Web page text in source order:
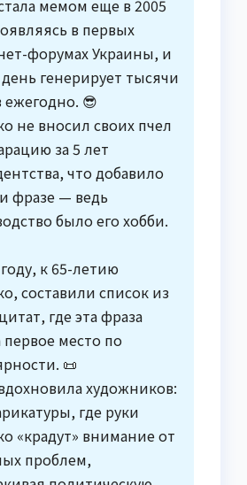
мемом еще в 2005
в первых
форумах Украины, и
генерирует тысячи
ежегодно. 😎
не вносил своих пчел
за 5 лет
что добавило
фразе — ведь
было его хобби.
к 65-летию
составили список из
где эта фраза
первое место по
📜
художников:
где руки
«крадут» внимание от
проблем,